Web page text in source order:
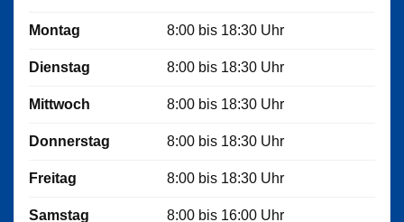
Montag 8:00 bis 18:30 Uhr
Dienstag 8:00 bis 18:30 Uhr
Mittwoch 8:00 bis 18:30 Uhr
Donnerstag 8:00 bis 18:30 Uhr
Freitag 8:00 bis 18:30 Uhr
Samstag 8:00 bis 16:00 Uhr